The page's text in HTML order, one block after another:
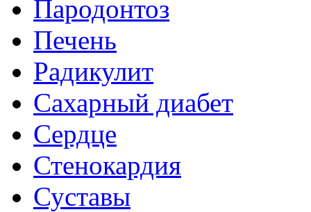
Пародонтоз
Печень
Радикулит
Сахарный диабет
Сердце
Стенокардия
Суставы